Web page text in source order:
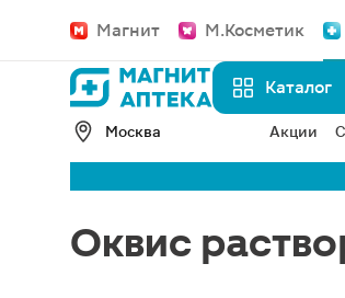
Магнит М.Косметик
Каталог
Москва Акции
Оквис